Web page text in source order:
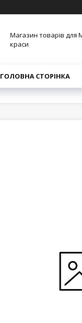
Магазин товарів для
краси
ГОЛОВНА СТОРІНКА